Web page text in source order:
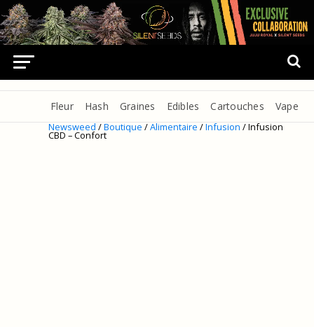
Fleur Hash Graines Edibles Cartouches Vape
Newsweed/Boutique/Alimentaire/Infusion/ Infusion
CBD – Confort